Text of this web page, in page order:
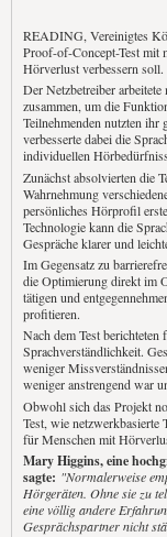
READING, Vereinigtes
Proof-of-Concept-Test mit
Hörverlust verbessern soll.
Der Netzbetreiber
zusammen, um die
Teilnehmenden nutzten ihr
verbesserte dabei die
individuellen
Zunächst absolvierten die
Wahrnehmung
persönliches Hörprofil
Technologie kann die
Gespräche klarer und
Im Gegensatz zu
die Optimierung direkt im
tätigen und
profitieren.
Nach dem Test berichteten
Sprachverständlichkeit.
weniger
weniger anstrengend war
Obwohl sich das Projekt
Test, wie
für Menschen mit
Mary Higgins, eine
sagte: "Normalerweise
Hörgeräten. Ohne sie zu
eine völlig andere
Gesprächspartner nicht